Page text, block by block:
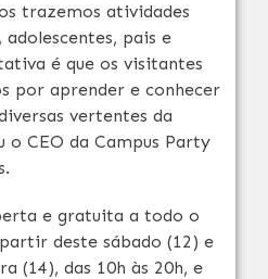
trazemos atividades
pais e
é que os visitantes
por aprender e conhecer
vertentes da
o CEO da Campus Party
e gratuita a todo o
deste sábado (12) e
(14), das 10h às 20h, e